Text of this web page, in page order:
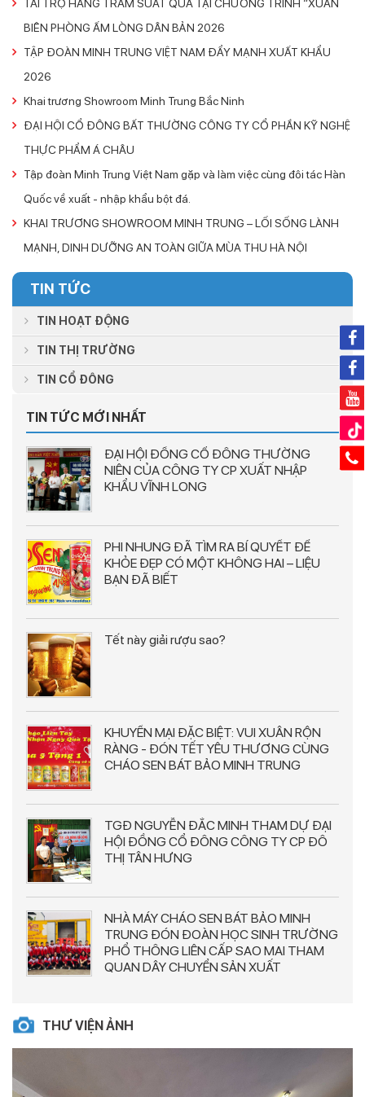
TÀI TRỢ HÀNG TRĂM SUẤT QUÀ TẠI CHƯƠNG TRÌNH “XUÂN
BIÊN PHÒNG ẤM LÒNG DÂN BẢN 2026
TẬP ĐOÀN MINH TRUNG VIỆT NAM ĐẨY MẠNH XUẤT KHẨU
2026
Khai trương Showroom Minh Trung Bắc Ninh
ĐẠI HỘI CỔ ĐÔNG BẤT THƯỜNG CÔNG TY CỔ PHẦN KỸ NGHỆ
THỰC PHẨM Á CHÂU
Tập đoàn Minh Trung Việt Nam gặp và làm việc cùng đôi tác Hàn
Quốc về xuất - nhập khẩu bột đá.
KHAI TRƯƠNG SHOWROOM MINH TRUNG – LỐI SỐNG LÀNH
MẠNH, DINH DƯỠNG AN TOÀN GIỮA MÙA THU HÀ NỘI
TIN TỨC
TIN HOẠT ĐỘNG
TIN THỊ TRƯỜNG
TIN CỔ ĐÔNG
TIN TỨC MỚI NHẤT
ĐẠI HỘI ĐỒNG CỔ ĐÔNG THƯỜNG
NIÊN CỦA CÔNG TY CP XUẤT NHẬP
KHẨU VĨNH LONG
PHI NHUNG ĐÃ TÌM RA BÍ QUYẾT ĐỂ
KHỎE ĐẸP CÓ MỘT KHÔNG HAI – LIỆU
BẠN ĐÃ BIẾT
Tết này giải rượu sao?
KHUYẾN MẠI ĐẶC BIỆT: VUI XUÂN RỘN
RÀNG - ĐÓN TẾT YÊU THƯƠNG CÙNG
CHÁO SEN BÁT BẢO MINH TRUNG
TGĐ NGUYỄN ĐẮC MINH THAM DỰ ĐẠI
HỘI ĐỒNG CỔ ĐÔNG CÔNG TY CP ĐÔ
THỊ TÂN HƯNG
NHÀ MÁY CHÁO SEN BÁT BẢO MINH
TRUNG ĐÓN ĐOÀN HỌC SINH TRƯỜNG
PHỔ THÔNG LIÊN CẤP SAO MAI THAM
QUAN DÂY CHUYỂN SẢN XUẤT
THƯ VIỆN ẢNH